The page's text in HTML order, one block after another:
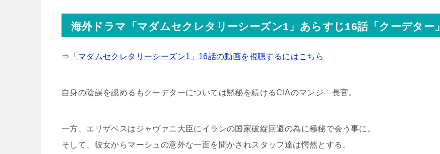
海外ドラマ「マダムセクレタリーシーズン1」あらすじ16話「クーデター」
⇒ 「マダムセクレタリーシーズン1」16話の動画を視聴するにはこちら
自身の陰謀を認めるもクーデターについては黙秘を続けるCIAのマンジ―長官。
一方、エリザベスはジャヴァニ大臣にイランの国家破綻回避の為に極秘で会う事に。
そして、彼女からマーシュの意外な一面を聞かされスタッフ達は愕然とする。